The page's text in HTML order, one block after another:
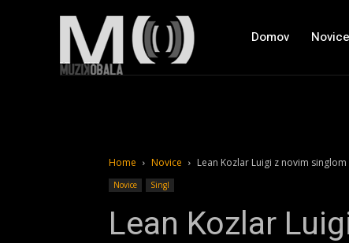
Domov Novice
Home Novice Lean Kozlar Luigi z novim
Novice Singl
Lean Kozlar